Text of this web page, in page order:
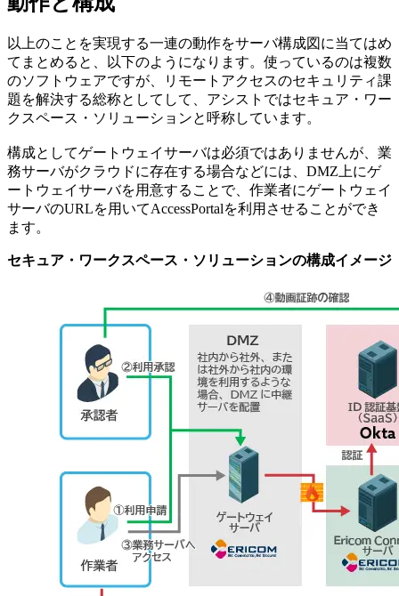
以上のことを実現する一連の動作をサーバ構成図に当てはめ
てまとめると、以下のようになります。使っているのは複数
のソフトウェアですが、リモートアクセスのセキュリティ課
題を解決する総称としてして、アシストではセキュア・ワー
クスペース・ソリューションと呼称しています。
構成としてゲートウェイサーバは必須ではありませんが、業
務サーバがクラウドに存在する場合などには、DMZ上にゲ
ートウェイサーバを用意することで、作業者にゲートウェイ
サーバのURLを用いてAccessPortalを利用させることができ
ます。
セキュア・ワークスペース・ソリューションの構成イメージ